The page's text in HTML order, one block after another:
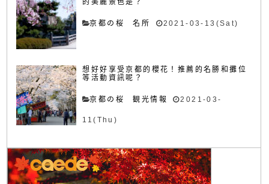
的美麗景色是？
京都の桜 名所 2021-03-13(Sat)
想好好享受京都的櫻花！推薦的名勝和攤位
等活動資訊呢？
京都の桜 観光情報 2021-03-
11(Thu)